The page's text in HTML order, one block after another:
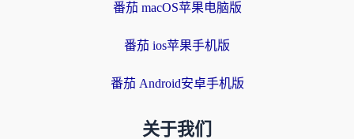
番茄 macOS苹果电脑版
番茄 ios苹果手机版
番茄 Android安卓手机版
关于我们